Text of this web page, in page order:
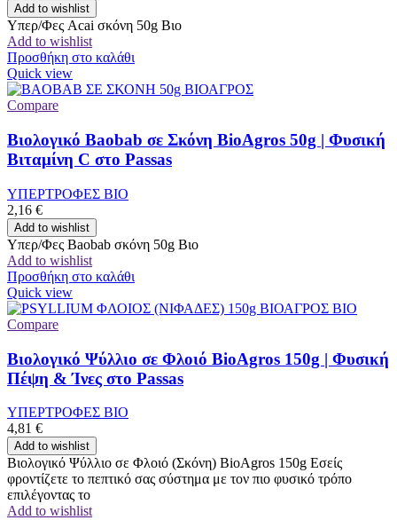
Add to wishlist
Υπερ/Φες Acai σκόνη 50g Βιο
Add to wishlist
Προσθήκη στο καλάθι
Quick view
Compare
Βιολογικό Baobab σε Σκόνη BioAgros 50g | Φυσική
Βιταμίνη C στο Passas
ΥΠΕΡΤΡΟΦΕΣ ΒΙΟ
2,16 €
Add to wishlist
Υπερ/Φες Baobab σκόνη 50g Βιο
Add to wishlist
Προσθήκη στο καλάθι
Quick view
Compare
Βιολογικό Ψύλλιο σε Φλοιό BioAgros 150g | Φυσική
Πέψη & Ίνες στο Passas
ΥΠΕΡΤΡΟΦΕΣ ΒΙΟ
4,81 €
Add to wishlist
Βιολογικό Ψύλλιο σε Φλοιό (Σκόνη) BioAgros 150g Εσείς
φροντίζετε το πεπτικό σας σύστημα με τον πιο φυσικό τρόπο
επιλέγοντας το
Add to wishlist